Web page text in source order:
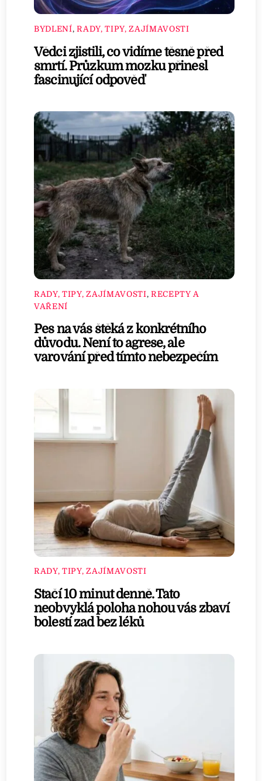
BYDLENÍ,RADY, TIPY, ZAJÍMAVOSTI
Vědci zjistili, co vidíme těsně před
smrtí. Průzkum mozku přinesl
fascinující odpověď
RADY, TIPY, ZAJÍMAVOSTI, RECEPTY A
VAŘENÍ
Pes na vás štěká z konkrétního
důvodu. Není to agrese, ale
varování před tímto nebezpečím
RADY, TIPY, ZAJÍMAVOSTI
Stačí 10 minut denně. Tato
neobvyklá poloha nohou vás zbaví
bolestí zad bez léků